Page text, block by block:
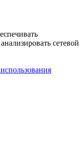
сетевой